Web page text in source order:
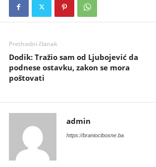
Prethodni članak
Dodik: Tražio sam od Ljubojević da
podnese ostavku, zakon se mora
poštovati
admin
https://braniocibosne.ba